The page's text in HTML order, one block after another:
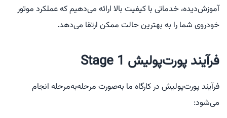
آموزش‌دیده، خدماتی با کیفیت بالا ارائه می‌دهیم که عملکرد موتور
خودروی شما را به بهترین حالت ممکن ارتقا می‌دهد.
فرآیند پورت‌پولیش Stage 1
فرآیند پورت‌پولیش در کارگاه ما به‌صورت مرحله‌به‌مرحله انجام
می‌شود: